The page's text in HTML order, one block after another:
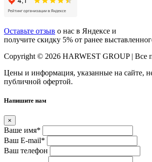
Оставьте отзыв о нас в Яндексе и
получите скидку 5% от ранее
Copyright © 2026 HARWEST GROUP | Все
Цены и информация, указанные на сайте,
публичной офертой.
Напишите нам
×
Ваше имя*
Ваш E-mail*
Ваш телефон